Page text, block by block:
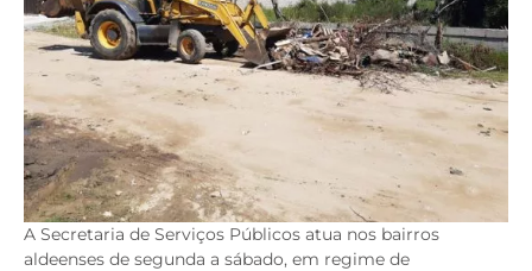
A Secretaria de Serviços Públicos atua nos bairros
aldeenses de segunda a sábado, em regime de